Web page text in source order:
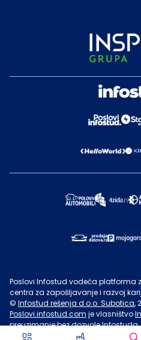
Poslovi Infostud vodeća platforma
centra za zapošljavanje i razvoj
© Infostud rešenja d.o.o. Subotica,
Poslovi.infostud.com je vlasništvo
preuzimanje bez dozvoleInfostuda
u druge svrhe, osim za lične